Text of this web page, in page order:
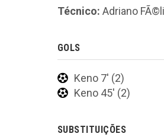
Técnico: Adriano
GOLS
Keno 7' (2)
Keno 45' (2)
SUBSTITUIÇÕES